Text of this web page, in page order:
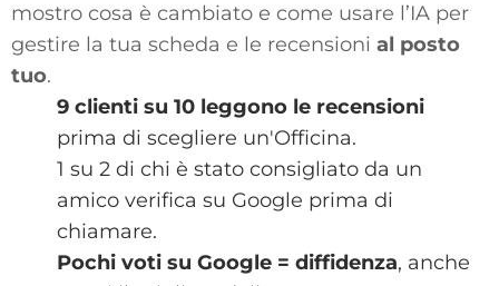
mostro cosa è cambiato e come usare l’IA per
gestire la tua scheda e le recensioni al posto
tuo.
9 clienti su 10 leggono le recensioni
prima di scegliere un'Officina.
1 su 2 di chi è stato consigliato da un
amico verifica su Google prima di
chiamare.
Pochi voti su Google = diffidenza, anche